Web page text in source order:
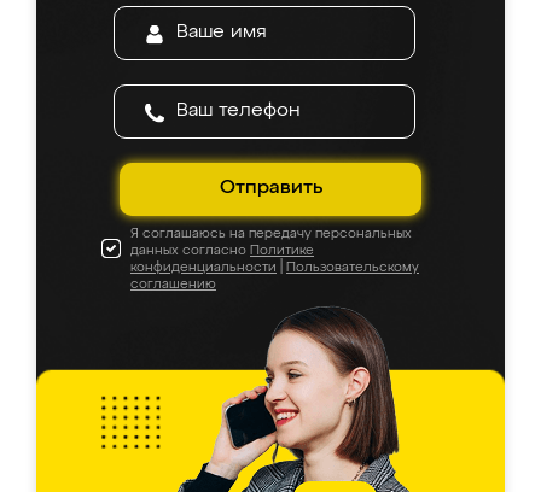
Отправить
Я соглашаюсь на передачу персональных
данных согласно Политике
конфиденциальности
Пользовательскому
соглашению